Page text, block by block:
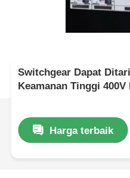
Switchgear Dapat
Keamanan Tinggi
Harga terbaik